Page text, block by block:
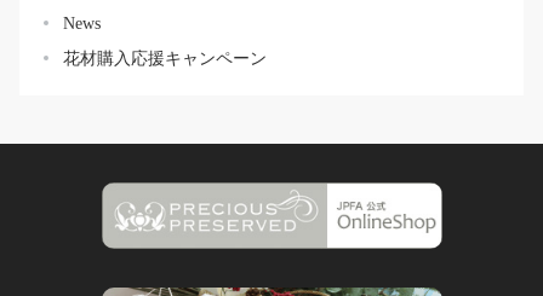
News
花材購入応援キャンペーン